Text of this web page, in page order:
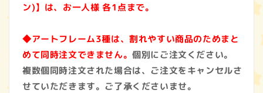
ン)】は、お一人様 各1点まで。
◆アートフレーム3種は、割れやすい商品のためまと
めて同時注文できません。個別にご注文ください。
複数個同時注文された場合は、ご注文をキャンセルさ
せていただきます。ご了承くださいませ。